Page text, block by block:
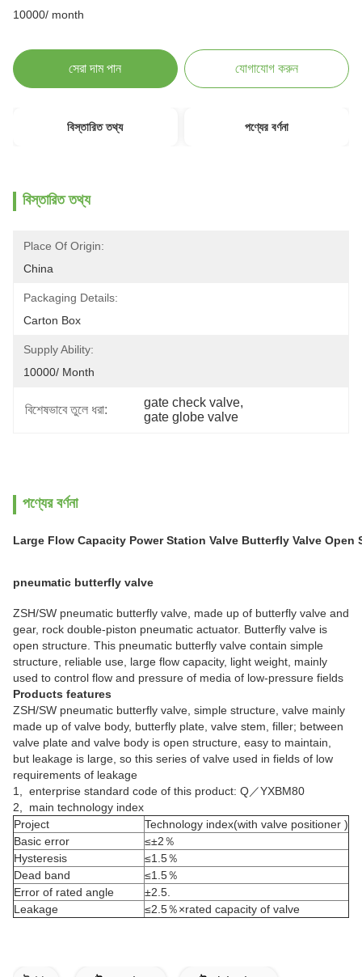
10000/ month
সেরা দাম পান যোগাযোগ করুন
বিস্তারিত তথ্য পণ্যের বর্ণনা
বিস্তারিত তথ্য
Place Of Origin:
China
Packaging Details:
Carton Box
Supply Ability:
10000/ Month
বিশেষভাবে তুলে ধরা:
gate check valve,
gate globe valve
পণ্যের বর্ণনা
Large Flow Capacity Power Station Valve Butterfly Valve Open
pneumatic butterfly valve
ZSH/SW pneumatic butterfly valve, made up of butterfly valve and
gear, rock double-piston pneumatic actuator. Butterfly valve is
open structure. This pneumatic butterfly valve contain simple
structure, reliable use, large flow capacity, light weight, mainly
used to control flow and pressure of media of low-pressure fields
Products features
ZSH/SW pneumatic butterfly valve, simple structure, valve mainly
made up of valve body, butterfly plate, valve stem, filler; between
valve plate and valve body is open structure, easy to maintain,
but leakage is large, so this series of valve used in fields of low
requirements of leakage
1, enterprise standard code of this product: Q／YXBM80
2, main technology index
Project
Technology index(with valve positioner )
Basic error
≤±2％
Hysteresis
≤1.5％
Dead band
≤1.5％
Error of rated angle
±2.5.
Leakage
≤2.5％×rated capacity of valve